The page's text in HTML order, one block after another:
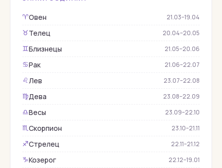
Гороскопы
Гранат
Демантоид
Жадеит
Жемчуг
Змеевик
Изумруд
Кварц
Коралл
Корунд
♈︎Овен 21.03–19.04
♉︎Телец 20.04–20.05
♊︎Близнецы 21.05–20.06
♋︎Рак 21.06–22.07
♌︎Лев 23.07–22.08
♍︎Дева 23.08–22.09
♎︎Весы 23.09–22.10
♏︎Скорпион 23.10–21.11
♐︎Стрелец 22.11–21.12
♑︎Козерог 22.12–19.01